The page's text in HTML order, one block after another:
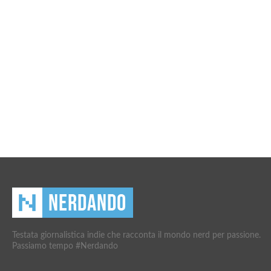
Testata giornalistica indie che racconta il mondo nerd per passione.
Passiamo tempo #Nerdando